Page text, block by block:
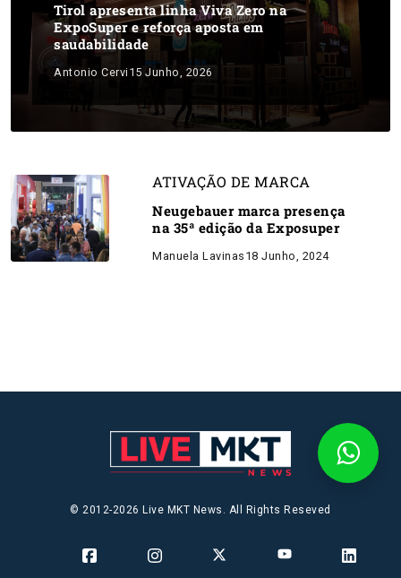
Tirol apresenta linha Viva Zero na
ExpoSuper e reforça aposta em
saudabilidade
Antonio Cervi 15 Junho, 2026
ATIVAÇÃO DE MARCA
Neugebauer marca presença
na 35ª edição da Exposuper
Manuela Lavinas 18 Junho, 2024
© 2012-2026 Live MKT News. All Rights Reseved